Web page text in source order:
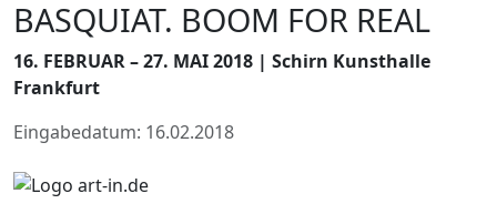
BASQUIAT. BOOM FOR REAL
16. FEBRUAR – 27. MAI 2018 | Schirn Kunst­halle
Frank­furt
Eingabedatum: 16.02.2018